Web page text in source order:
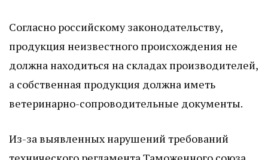
Согласно российскому законодательству,
продукция неизвестного происхождения не
должна находиться на складах производителей,
а собственная продукция должна иметь
ветеринарно-сопроводительные документы.
Из-за выявленных нарушений требований